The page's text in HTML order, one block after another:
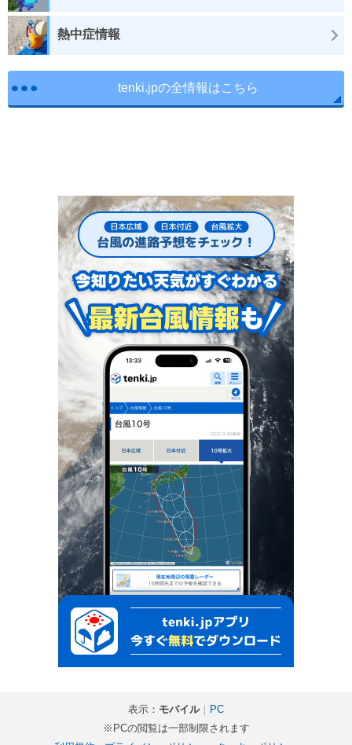
熱中症情報
tenki.jpの全情報はこちら
表示： モバイル｜
PC
※PCの閲覧は一部制限されます